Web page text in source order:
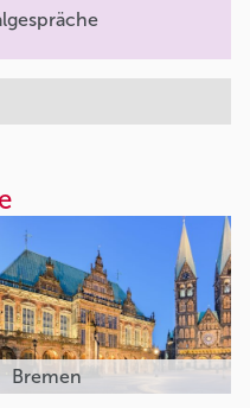
Bremen